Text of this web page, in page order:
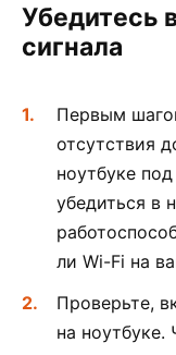
Убедитесь
сигнала
Первым
отсутствия
ноутбуке
убедиться в
ли Wi-Fi на
Проверьте,
на